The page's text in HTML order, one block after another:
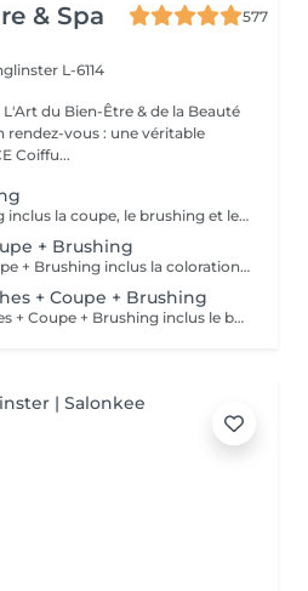
& Spa
577
L-6114
L'Art du Bien-Être & de la Beauté
rendez-vous : une véritable
Coiffu...
Le Forfait Coupe / Brushing inclus la coupe, le brushing et le shampoing. Le prix pourra varier en fonction de la longueur des cheveux. Pour tout renseignement complémentaire, n'hésitez pas à nous appeler.
+ Brushing
Le Forfait Coloration + Coupe + Brushing inclus la coloration des racines, la coupe, le brushing et le shampoing. Le prix pourra varier en fonction de la longueur des cheveux. Pour tout renseignement complémentaire, n'hésitez pas à nous appeler.
+ Coupe + Brushing
Le Forfait Balayage / Mèches + Coupe + Brushing inclus le balayage, le traitement, la coupe, le brushing, le shampoing et le soin. Le prix pourra varier en fonction de la longueur des cheveux. Pour tout renseignement complémentaire, n'hésitez pas à nous appeler.